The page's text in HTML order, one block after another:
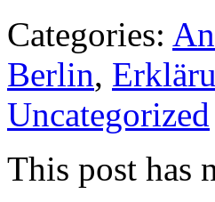
Categories:
Berlin,
Uncategorized
This post has